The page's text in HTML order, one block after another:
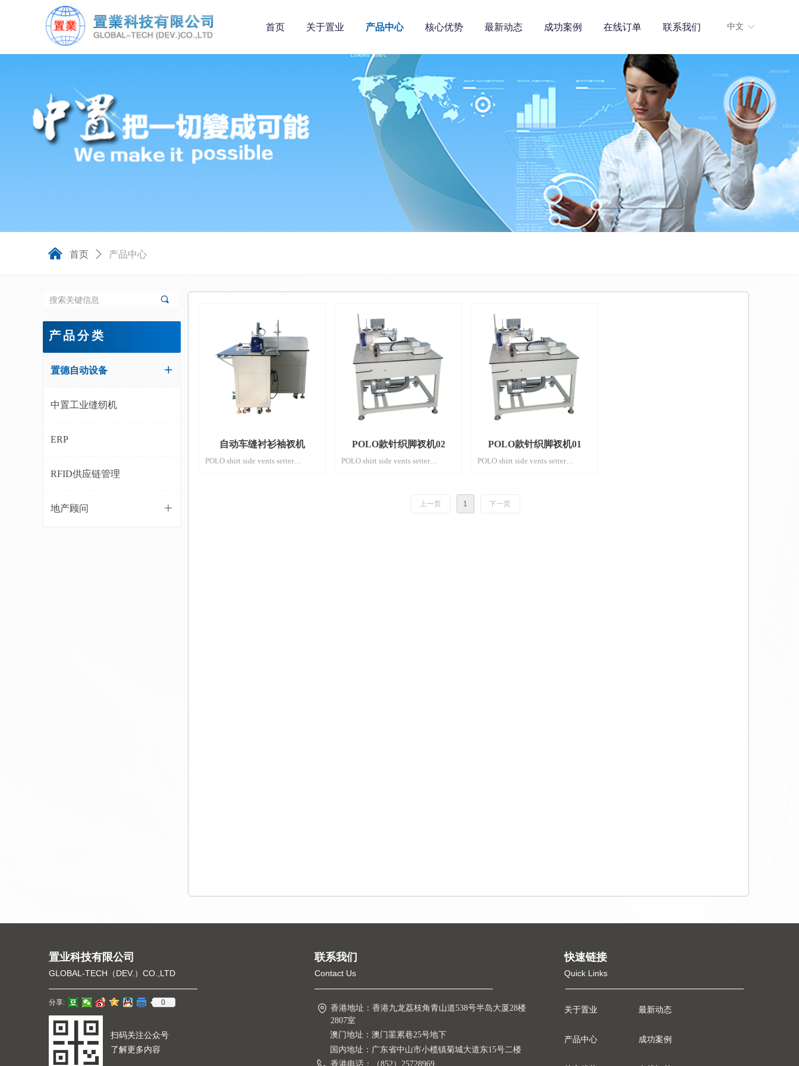
首页 关于置业 产品中心 核心优势 最新动态 成功案例 在线订单 联系我们 ꀅ
中文
낀 首页 ꄲ 产品中心
끠
产品分类
ꄶ
置德自动设备
中置工业缝纫机
ERP
RFID供应链管理
ꄶ
地产顾问
自动车缝衬衫袖衩机
POLO shirt side vents setter
POLO款针织脚衩机02
POLO shirt side vents setter
POLO款针织脚衩机01
POLO shirt side vents setter
上一页 1 下一页
香港地址： 香港九龙荔枝角青山道538号半岛大厦28楼
2807室
联系我们
Contact Us
澳门地址：澳门罣累巷25号地下
国内地址：广东省中山市小榄镇菊城大道东15号二楼
香港电话：
（852）25728969
快速链接
Quick Links
关于置业
产品中心
最新动态
成功案例
扫码关注公众号
了解更多内容
分享: 0
置业科技有限公司
GLOBAL-TECH（DEV.）CO.,LTD